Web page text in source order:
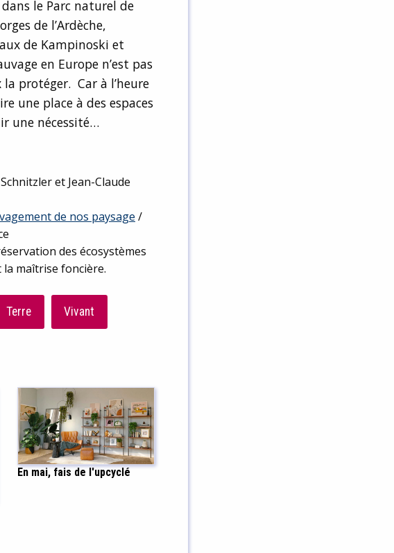
le Parc naturel de
de l’Ardèche,
de Kampinoski et
en Europe n’est pas
protéger. Car à l’heure
une place à des espaces
une nécessité…
et Jean-Claude
de nos paysage /
des écosystèmes
maîtrise foncière.
Terre Vivant
En mai, fais de l'upcyclé